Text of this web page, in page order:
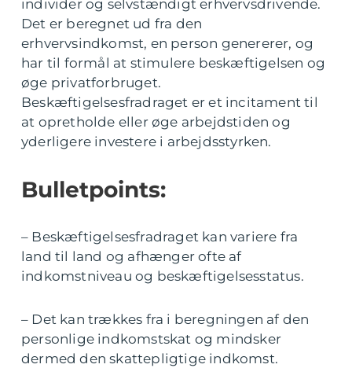
individer og selvstændigt erhvervsdrivende.
Det er beregnet ud fra den
erhvervsindkomst, en person genererer, og
har til formål at stimulere beskæftigelsen og
øge privatforbruget.
Beskæftigelsesfradraget er et incitament til
at opretholde eller øge arbejdstiden og
yderligere investere i arbejdsstyrken.
Bulletpoints:
– Beskæftigelsesfradraget kan variere fra
land til land og afhænger ofte af
indkomstniveau og beskæftigelsesstatus.
– Det kan trækkes fra i beregningen af den
personlige indkomstskat og mindsker
dermed den skattepligtige indkomst.